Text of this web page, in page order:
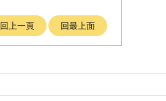
回上一頁 回最上面